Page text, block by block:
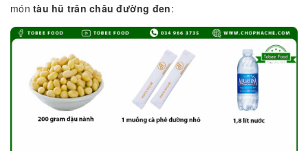
món tàu hũ trân châu đường đen: